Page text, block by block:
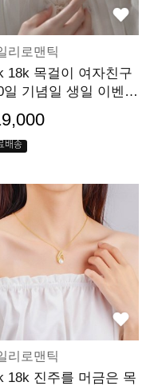
리로맨틱
18k 목걸이 여자친구
일 기념일 생일 이벤트
배송
리로맨틱
18k 진주를 머금은 목